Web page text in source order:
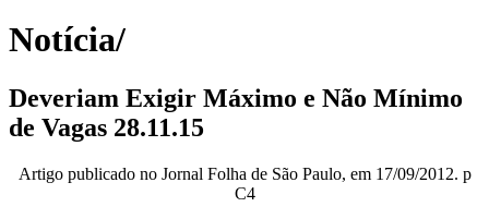
Notícia/
Deveriam Exigir Máximo e Não Mínimo
de Vagas 28.11.15
Artigo publicado no Jornal Folha de São Paulo, em 17/09/2012. p
C4